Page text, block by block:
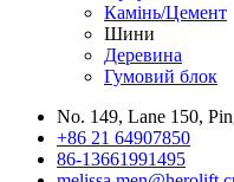
Камінь/Цемент
Шини
Деревина
Гумовий блок
No. 149, Lane 150,
+86 21 64907850
86-13661991495